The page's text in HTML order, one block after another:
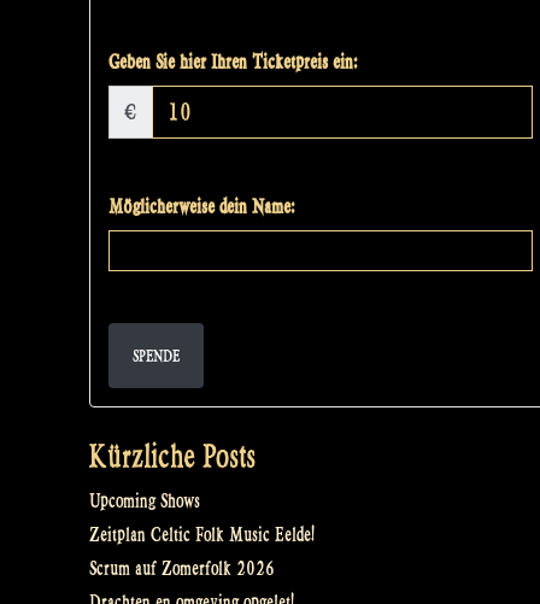
Geben Sie hier Ihren Ticketpreis ein:
€
Möglicherweise dein Name:
SPENDE
Kürzliche Posts
Upcoming Shows
Zeitplan Celtic Folk Music Eelde!
Scrum auf Zomerfolk 2026